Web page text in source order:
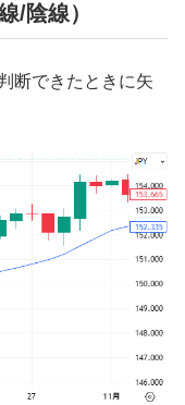
/陰線）
断できたときに矢